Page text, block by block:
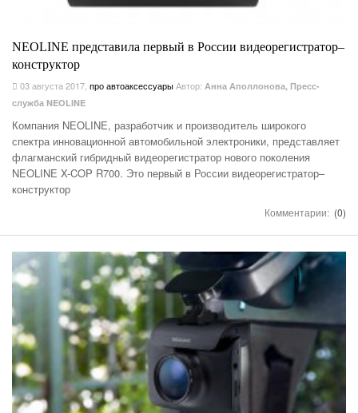
NEOLINE представила первый в России видеорегистратор–
конструктор
03 августа 2017 про автоаксессуарыАвтор: Анна Аполлонова, Пресс-
служба NEOLINE
Компания NEOLINE, разработчик и производитель широкого
спектра инновационной автомобильной электроники, представляет
флагманский гибридный видеорегистратор нового поколения
NEOLINE X-COP R700. Это первый в России видеорегистратор–
конструктор
Комментарии: (0)